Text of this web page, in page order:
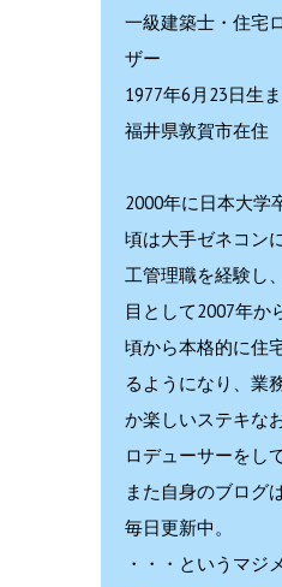
一級建築士・住宅
ザー
1977年6月23日生
福井県敦賀市在住
2000年に日本大学
頃は大手ゼネコン
工管理職を経験し
目として2007年か
頃から本格的に住
るようになり、業
か楽しいステキな
ロデューサーをし
また自身のブログ
毎日更新中。
・・・というマジ